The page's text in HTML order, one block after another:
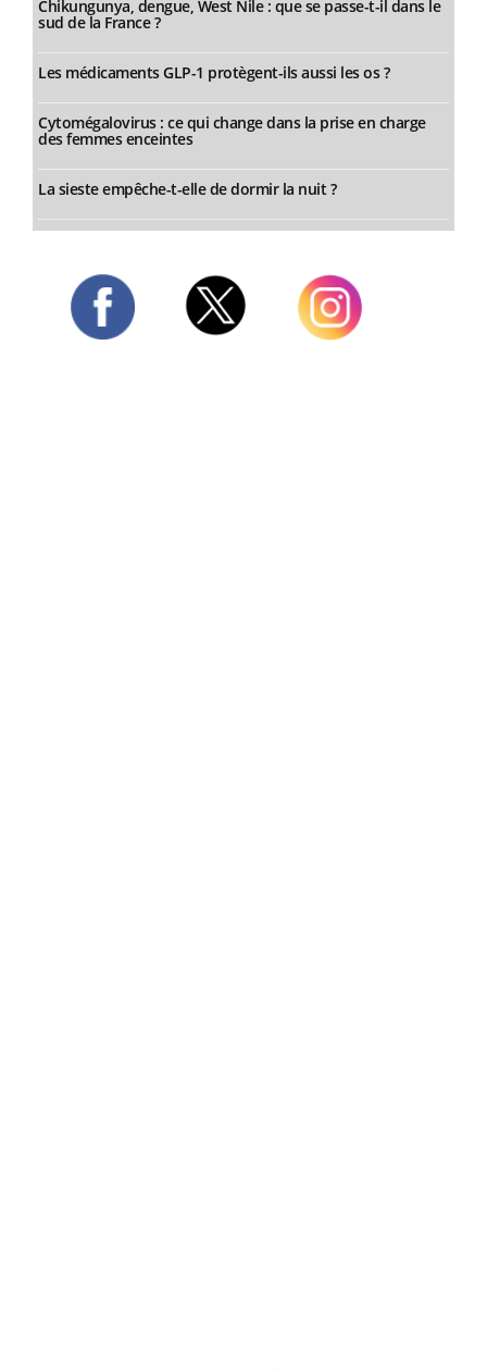
Chikungunya, dengue, West Nile : que se passe-t-il dans le
sud de la France ?
Les médicaments GLP-1 protègent-ils aussi les os ?
Cytomégalovirus : ce qui change dans la prise en charge
des femmes enceintes
La sieste empêche-t-elle de dormir la nuit ?